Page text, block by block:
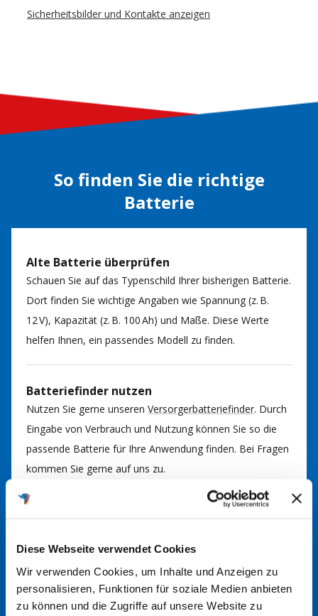
Diese Webseite verwendet Cookies
Wir verwenden Cookies, um Inhalte und Anzeigen zu
personalisieren, Funktionen für soziale Medien anbieten
zu können und die Zugriffe auf unsere Website zu
Sicherheitsbilder und Kontakte anzeigen
So finden Sie die richtige
Batterie
Alte Batterie überprüfen
Schauen Sie auf das Typenschild Ihrer bisherigen Batterie.
Dort finden Sie wichtige Angaben wie Spannung (z. B.
12 V), Kapazität (z. B. 100 Ah) und Maße. Diese Werte
helfen Ihnen, ein passendes Modell zu finden.
Batteriefinder nutzen
Nutzen Sie gerne unseren Versorgerbatteriefinder. Durch
Eingabe von Verbrauch und Nutzung können Sie so die
passende Batterie für Ihre Anwendung finden. Bei Fragen
kommen Sie gerne auf uns zu.
die erforderlichen Spezifikationen und Größen angegeben.